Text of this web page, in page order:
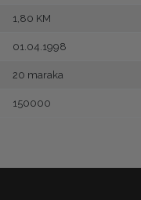
1,80 KM
01.04.1998
20 maraka
150000